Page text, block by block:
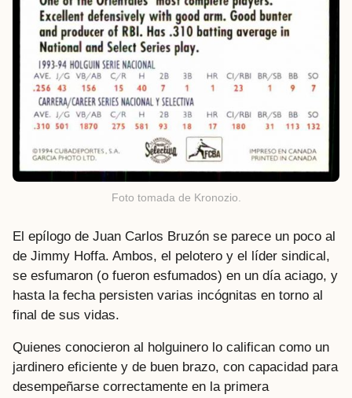
Foto tomada de Kronozio.
El epílogo de Juan Carlos Bruzón se parece un poco al
de Jimmy Hoffa. Ambos, el pelotero y el líder sindical,
se esfumaron (o fueron esfumados) en un día aciago, y
hasta la fecha persisten varias incógnitas en torno al
final de sus vidas.
Quienes conocieron al holguinero lo califican como un
jardinero eficiente y de buen brazo, con capacidad para
desempeñarse correctamente en la primera